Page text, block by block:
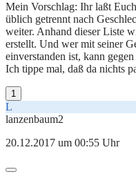
Mein Vorschlag: Ihr laßt
üblich getrennt nach
weiter. Anhand dieser Liste
erstellt. Und wer mit seiner
einverstanden ist, kann
Ich tippe mal, daß da nichts
1
L
lanzenbaum2
20.12.2017 um 00:55 Uhr